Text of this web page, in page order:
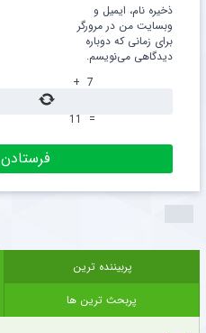
ذخیره نام، ایمیل و
وبسایت من در مرورگر
برای زمانی که دوباره
دیدگاهی می‌نویسم.
7
+
=
11
پربیننده ترین
پربحث ترین ها